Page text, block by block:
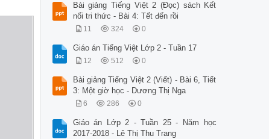
Bài giảng Tiếng Việt 2 (Đọc) sách Kết
nối tri thức - Bài 4: Tết đến rồi
11 324 0
Giáo án Tiếng Việt Lớp 2 - Tuần 17
12 512 0
Bài giảng Tiếng Việt 2 (Viết) - Bài 6, Tiết
3: Một giờ học - Dương Thị Nga
6 286 0
Giáo án Lớp 2 - Tuần 25 - Năm học
2017-2018 - Lê Thị Thu Trang